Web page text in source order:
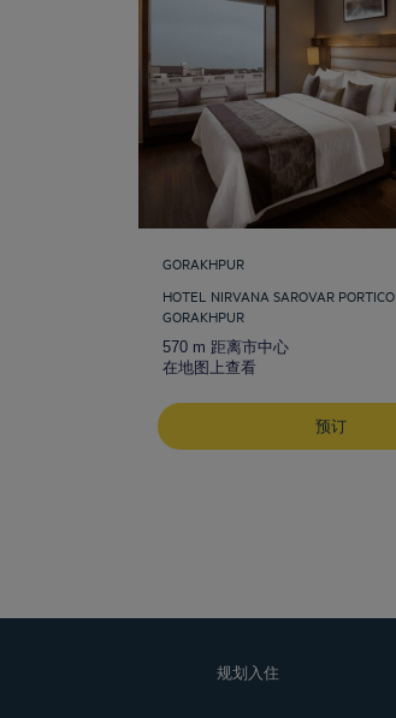
GORAKHPUR
HOTEL NIRVANA SAROVAR PORTICO
GORAKHPUR
570 m 距离市中心
在地图上查看
预订
规划入住